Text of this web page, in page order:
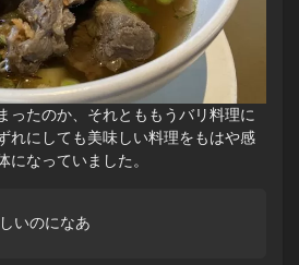
ったのか、それとももうバリ料理に
れにしても美味しい料理をもはや感
になっていました。
いのになあ